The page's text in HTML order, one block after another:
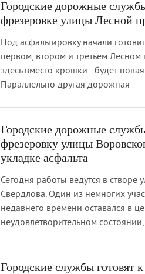
Городские дорожные
фрезеровке улицы Лесной
Под асфальтировку начали
первом, втором и третьем
здесь вместо крошки - будет
Параллельно другая дорожная
Городские дорожные
фрезеровку улицы
укладке асфальта
Сегодня работы ведутся в створе
Свердлова. Один из немногих
недавнего времени оставался в
неудовлетворительном
Городские службы готовят